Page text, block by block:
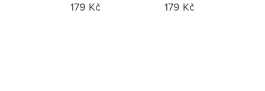
179 Kč 179 Kč